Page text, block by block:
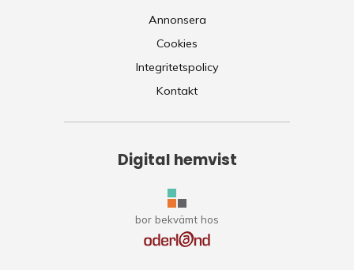
Annonsera
Cookies
Integritetspolicy
Kontakt
Digital hemvist
bor bekvämt hos